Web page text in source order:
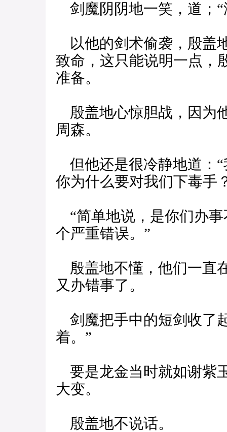
剑魔阴阴地一笑，道；
以他的剑术偷袭，殷盖
致命，这只能说明一点，
准备。
殷盖地心惊胆战，因为
周森。
但他还是很冷静地道：
你为什么要对我们下毒手
“简单地说，是你们办事
个严重错误。”
殷盖地不懂，他们一直
又办错事了。
剑魔把手中的短剑收了
着。”
要是龙金当时就如谢紫
大变。
殷盖地不说话。